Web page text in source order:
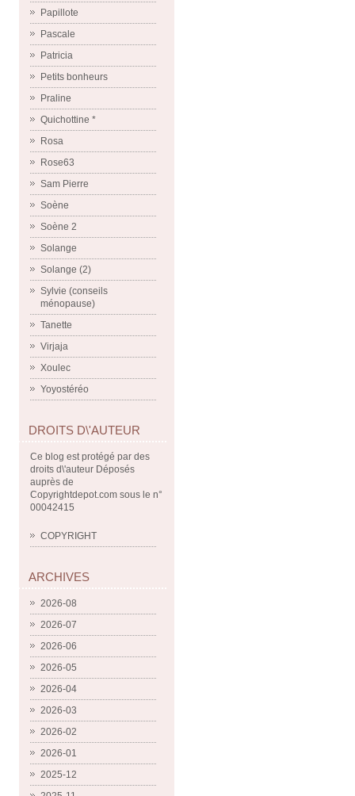
Papillote
Pascale
Patricia
Petits bonheurs
Praline
Quichottine *
Rosa
Rose63
Sam Pierre
Soène
Soène 2
Solange
Solange (2)
Sylvie (conseils
ménopause)
Tanette
Virjaja
Xoulec
Yoyostéréo
DROITS D\'AUTEUR
Ce blog est protégé par des
droits d\'auteur Déposés
auprès de
Copyrightdepot.com sous le n°
00042415
COPYRIGHT
ARCHIVES
2026-08
2026-07
2026-06
2026-05
2026-04
2026-03
2026-02
2026-01
2025-12